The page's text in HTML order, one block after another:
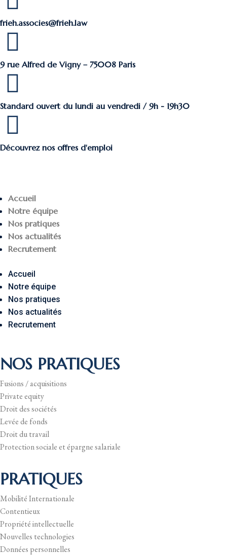
frieh.associes@frieh.law
9 rue Alfred de Vigny – 75008 Paris
Standard ouvert du lundi au vendredi / 9h - 19h30
Découvrez nos offres d'emploi
Accueil
Notre équipe
Nos pratiques
Nos actualités
Recrutement
Accueil
Notre équipe
Nos pratiques
Nos actualités
Recrutement
NOS PRATIQUES
Fusions / acquisitions
Private equity
Droit des sociétés
Levée de fonds
Droit du travail
Protection sociale et épargne salariale
PRATIQUES
Mobilité Internationale
Contentieux
Propriété intellectuelle
Nouvelles technologies
Données personnelles